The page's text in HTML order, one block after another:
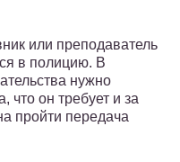
или преподаватель
в полицию. В
нужно
что он требует и за
пройти передача